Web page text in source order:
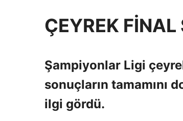
ÇEYREK
Şampiyonlar Ligi
sonuçların tamamını
ilgi gördü.